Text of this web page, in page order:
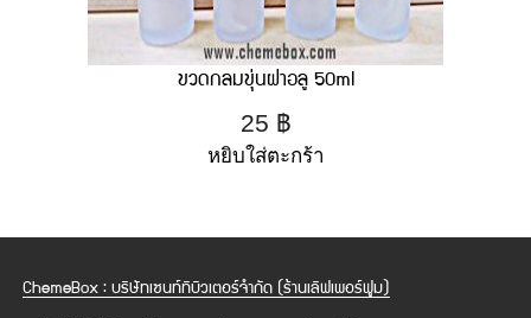
ขวดกลมขุ่นฝาอลู 50ml
25 ฿
หยิบใส่ตะกร้า
ChemeBox : บริษัทเซนท์ทิบิวเตอร์จำกัด (ร้านเลิฟเพอร์ฟูม)